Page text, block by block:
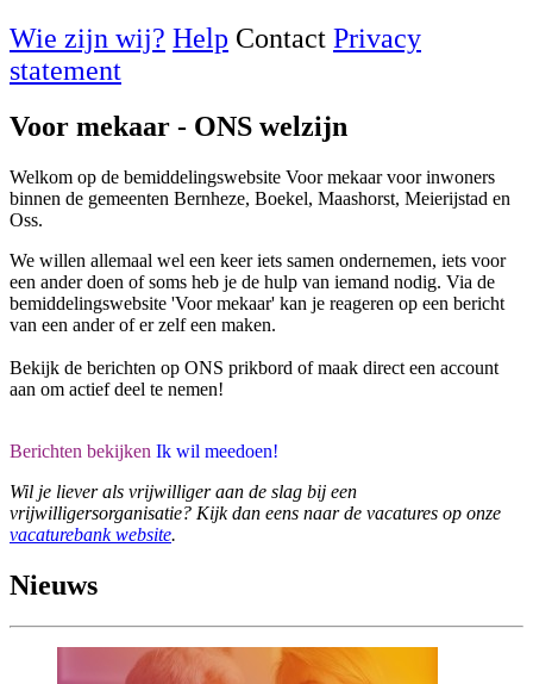
Wie zijn wij? Help Contact Privacy
statement
Voor mekaar - ONS welzijn
Welkom op de bemiddelingswebsite Voor mekaar voor inwoners
binnen de gemeenten Bernheze, Boekel, Maashorst, Meierijstad en
Oss.
We willen allemaal wel een keer iets samen ondernemen, iets voor
een ander doen of soms heb je de hulp van iemand nodig. Via de
bemiddelingswebsite 'Voor mekaar' kan je reageren op een bericht
van een ander of er zelf een maken.
Bekijk de berichten op ONS prikbord of maak direct een account
aan om actief deel te nemen!
Berichten bekijken Ik wil meedoen!
Wil je liever als vrijwilliger aan de slag bij een
vrijwilligersorganisatie? Kijk dan eens naar de vacatures op onze
vacaturebank website.
Nieuws